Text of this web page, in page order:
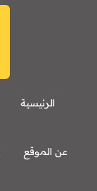
الرئيسية
عن الموقع